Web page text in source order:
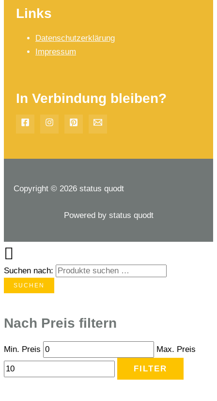
Links
Datenschutzerklärung
Impressum
In Verbindung bleiben?
Copyright © 2026 status quodt
Powered by status quodt
Suchen nach:
SUCHEN
Nach Preis filtern
Min. Preis Max. Preis
FILTER